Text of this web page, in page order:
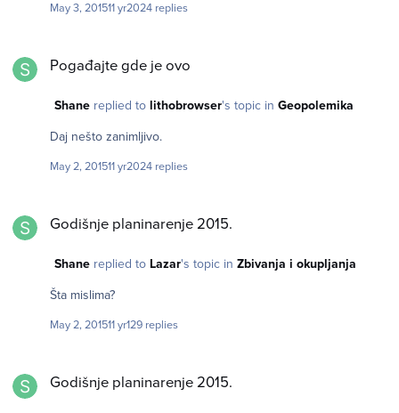
May 3, 201511 yr2024 replies
Pogađajte gde je ovo
Shanereplied to lithobrowser's topic in Geopolemika
Daj nešto zanimljivo.
May 2, 201511 yr2024 replies
Godišnje planinarenje 2015.
Shanereplied to Lazar's topic in Zbivanja i okupljanja
Šta mislima?
May 2, 201511 yr129 replies
Godišnje planinarenje 2015.